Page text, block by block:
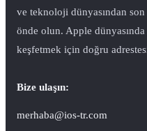
ve teknoloji dünyasından
önde olun. Apple
keşfetmek için doğru
Bize ulaşın:
merhaba@ios-tr.com